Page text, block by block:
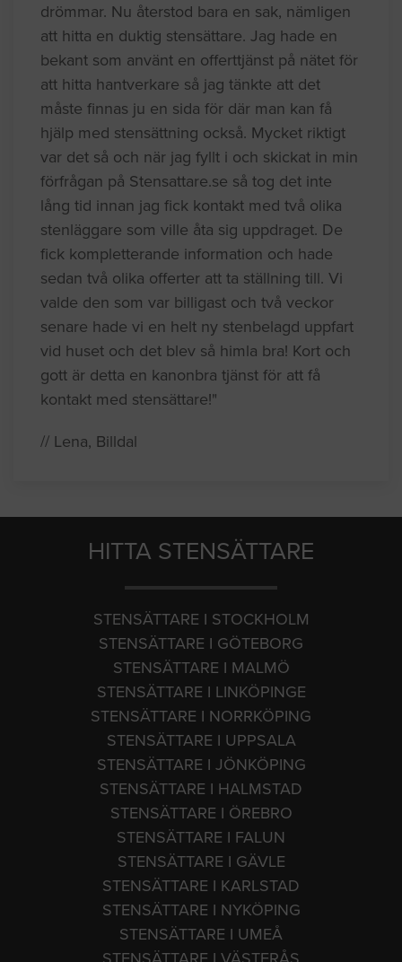
drömmar. Nu återstod bara en sak, nämligen
att hitta en duktig stensättare. Jag hade en
bekant som använt en offerttjänst på nätet för
att hitta hantverkare så jag tänkte att det
måste finnas ju en sida för där man kan få
hjälp med stensättning också. Mycket riktigt
var det så och när jag fyllt i och skickat in min
förfrågan på Stensattare.se så tog det inte
lång tid innan jag fick kontakt med två olika
stenläggare som ville åta sig uppdraget. De
fick kompletterande information och hade
sedan två olika offerter att ta ställning till. Vi
valde den som var billigast och två veckor
senare hade vi en helt ny stenbelagd uppfart
vid huset och det blev så himla bra! Kort och
gott är detta en kanonbra tjänst för att få
kontakt med stensättare!"
// Lena, Billdal
HITTA STENSÄTTARE
STENSÄTTARE I STOCKHOLM
STENSÄTTARE I GÖTEBORG
STENSÄTTARE I MALMÖ
STENSÄTTARE I LINKÖPINGE
STENSÄTTARE I NORRKÖPING
STENSÄTTARE I UPPSALA
STENSÄTTARE I JÖNKÖPING
STENSÄTTARE I HALMSTAD
STENSÄTTARE I ÖREBRO
STENSÄTTARE I FALUN
STENSÄTTARE I GÄVLE
STENSÄTTARE I KARLSTAD
STENSÄTTARE I NYKÖPING
STENSÄTTARE I UMEÅ